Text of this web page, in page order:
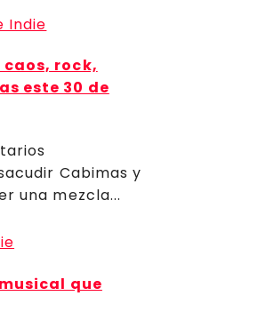
caos, rock,
este 30 de
Cabimas y
una mezcla...
que